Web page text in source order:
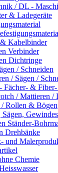
/ DL -
& Ladegeräte
Kabelbinder
Verbinder
Dichtringe
/ Schneiden
/ Sägen /
Fächer- &
/ Mattieren /
/ Rollen & Bögen
Ständer-
Drehbänke
und
Chemie